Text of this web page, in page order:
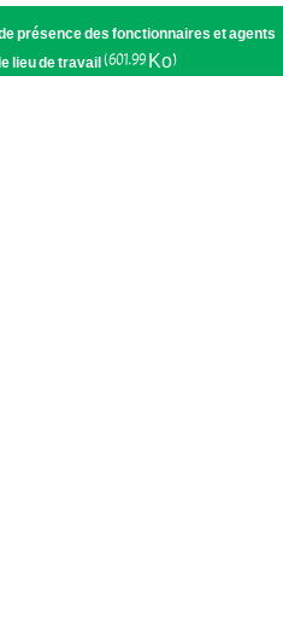
modifié
présence des fonctionnaires et agents
lieu de travail (601.99 Ko)